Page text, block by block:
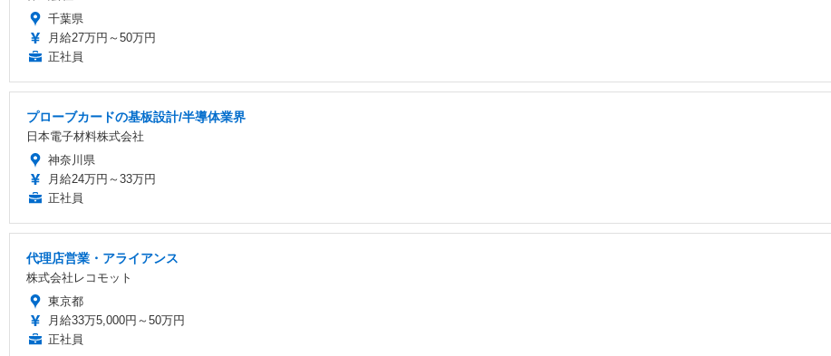
千葉県
月給27万円～50万円
正社員
プローブカードの基板設計/半導体業界
日本電子材料株式会社
神奈川県
月給24万円～33万円
正社員
代理店営業・アライアンス
株式会社レコモット
東京都
月給33万5,000円～50万円
正社員